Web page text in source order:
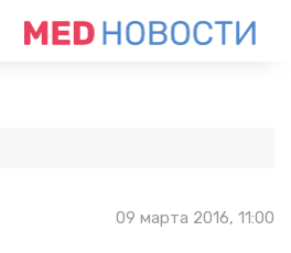
09 марта 2016, 11:00